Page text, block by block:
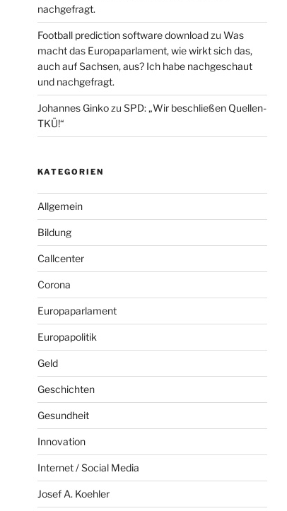
nachgefragt.
Football prediction software downloadzu Was
macht das Europaparlament, wie wirkt sich das,
auch auf Sachsen, aus? Ich habe nachgeschaut
und nachgefragt.
Johannes Ginkozu SPD: „Wir beschließen Quellen-
TKÜ!“
KATEGORIEN
Allgemein
Bildung
Callcenter
Corona
Europaparlament
Europapolitik
Geld
Geschichten
Gesundheit
Innovation
Internet / Social Media
Josef A. Koehler